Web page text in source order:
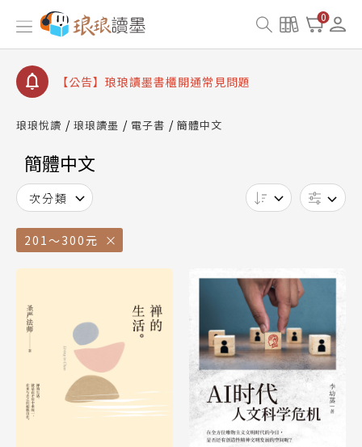
0
【公告】琅琅讀墨數位閱讀資產合併與書櫃開通申請
【公告】琅琅讀墨書櫃開通常見問題
【公告】琅琅讀墨 3 分鐘完成書櫃開通與資產合併申
請圖文教學
查詢
停部分閱讀服務
琅琅悅讀 琅琅讀墨 電子書 簡體中文
簡體中文
次分類
201～300元